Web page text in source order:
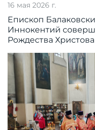
16 мая 2026 г.
Епископ
Иннокентий
Рождества Христова